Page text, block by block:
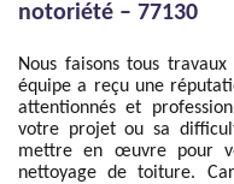
notoriété – 77130
Nous faisons tous
équipe a reçu une
attentionnés et
votre projet ou sa
mettre en œuvre pour
nettoyage de toiture.